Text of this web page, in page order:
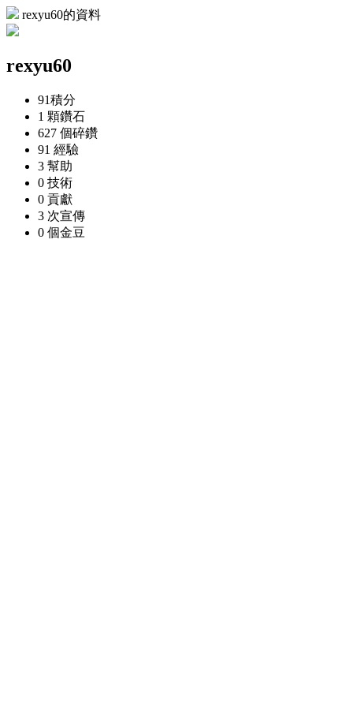
rexyu60的資料
rexyu60
91積分
1 顆鑽石
627 個碎鑽
91 經驗
3 幫助
0 技術
0 貢獻
3 次宣傳
0 個金豆